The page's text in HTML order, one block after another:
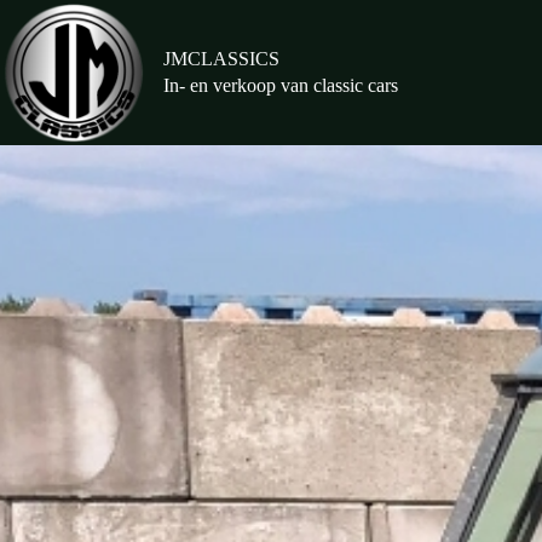
naar
de
inhoud
JMCLASSICS
In- en verkoop van classic cars